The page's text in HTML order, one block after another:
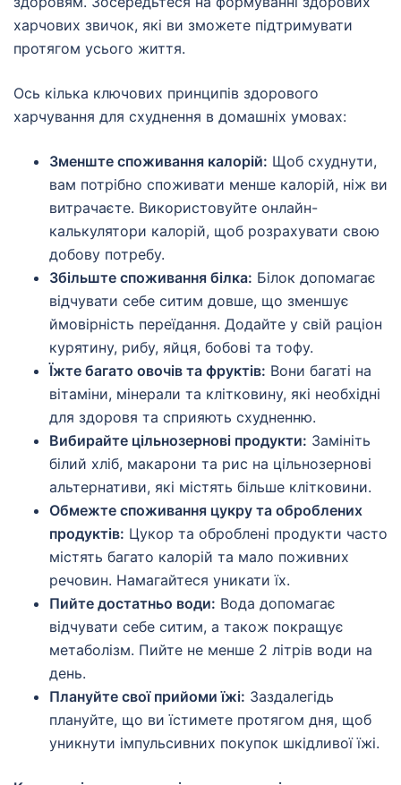
харчових звичок, які ви зможете підтримувати
протягом усього життя.
Ось кілька ключових принципів здорового
харчування для схуднення в домашніх умовах:
Зменште споживання калорій: Щоб схуднути,
вам потрібно споживати менше калорій, ніж ви
витрачаєте. Використовуйте онлайн-
калькулятори калорій, щоб розрахувати свою
добову потребу.
Збільште споживання білка: Білок допомагає
відчувати себе ситим довше, що зменшує
ймовірність переїдання. Додайте у свій раціон
курятину, рибу, яйця, бобові та тофу.
Їжте багато овочів та фруктів: Вони багаті на
вітаміни, мінерали та клітковину, які необхідні
для здоровя та сприяють схудненню.
Вибирайте цільнозернові продукти: Замініть
білий хліб, макарони та рис на цільнозернові
альтернативи, які містять більше клітковини.
Обмежте споживання цукру та оброблених
продуктів: Цукор та оброблені продукти часто
містять багато калорій та мало поживних
речовин. Намагайтеся уникати їх.
Пийте достатньо води: Вода допомагає
відчувати себе ситим, а також покращує
метаболізм. Пийте не менше 2 літрів води на
день.
Плануйте свої прийоми їжі: Заздалегідь
плануйте, що ви їстимете протягом дня, щоб
уникнути імпульсивних покупок шкідливої їжі.